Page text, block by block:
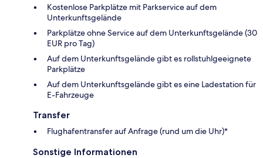
Kostenlose Parkplätze mit Parkservice auf dem
Unterkunftsgelände
Parkplätze ohne Service auf dem Unterkunftsgelände (30
EUR pro Tag)
Auf dem Unterkunftsgelände gibt es rollstuhlgeeignete
Parkplätze
Auf dem Unterkunftsgelände gibt es eine Ladestation für
E-Fahrzeuge
Transfer
Flughafentransfer auf Anfrage (rund um die Uhr)*
Sonstige Informationen